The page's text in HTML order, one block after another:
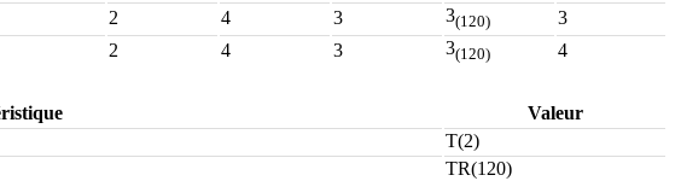
2 4 3 3(120)
3
2 4 3 3(120)
4
Valeur
T(2)
TR(120)